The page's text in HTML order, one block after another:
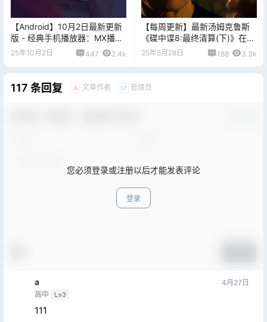
【Android】10月2日最新更新
版 - 经典手机播放器：MX播放
器 mx player v2.0.3 无广告 安
25年10月2日 447 2.4k
【每周更新】最新汤姆克鲁斯
《碟中谍8:最终清算(下)》在线
观看+网盘下载，每周更新最新
25年5月28日 188 3.3k
117 条回复 A 文章作者 M 管理员
您必须登录或注册以后才能发表评论
登录
a
高中 Lv3
4月27日
111